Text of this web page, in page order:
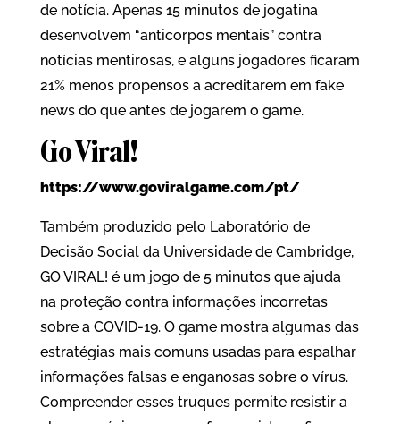
de notícia. Apenas 15 minutos de jogatina
desenvolvem “anticorpos mentais” contra
notícias mentirosas, e alguns jogadores ficaram
21% menos propensos a acreditarem em fake
news do que antes de jogarem o game.
Go Viral!
https://www.goviralgame.com/pt/
Também produzido pelo Laboratório de
Decisão Social da Universidade de Cambridge,
GO VIRAL! é um jogo de 5 minutos que ajuda
na proteção contra informações incorretas
sobre a COVID-19. O game mostra algumas das
estratégias mais comuns usadas para espalhar
informações falsas e enganosas sobre o vírus.
Compreender esses truques permite resistir a